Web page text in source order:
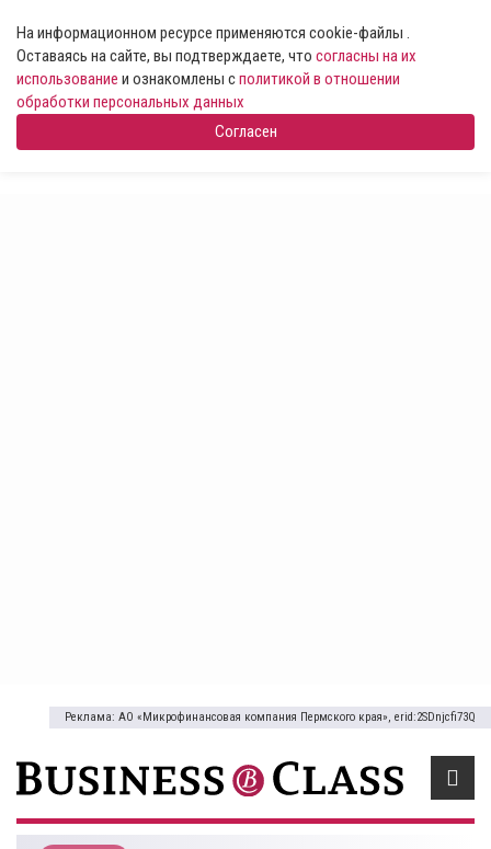
На информационном ресурсе применяются cookie-файлы .
Оставаясь на сайте, вы подтверждаете, что согласны на их
использование и ознакомлены сполитикой в отношении
обработки персональных данных
Согласен
Реклама: АО «Микрофинансовая компания Пермского края», erid:2SDnjcfi73Q